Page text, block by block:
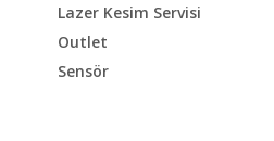
Lazer Kesim Servisi
Outlet
Sensör